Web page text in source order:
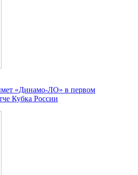
«Динамо-ЛО» в первом
Кубка России